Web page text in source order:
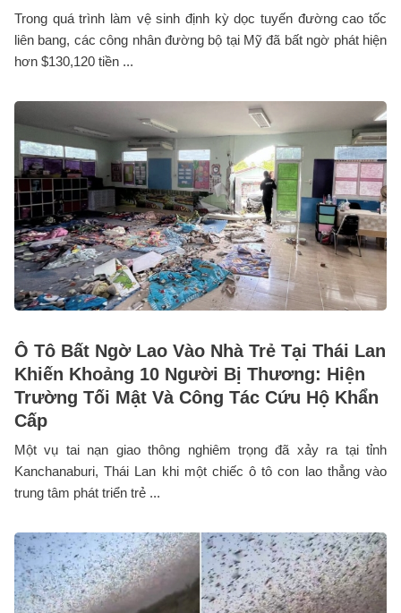
Trong quá trình làm vệ sinh định kỳ dọc tuyến đường cao tốc
liên bang, các công nhân đường bộ tại Mỹ đã bất ngờ phát hiện
hơn $130,120 tiền ...
Ô Tô Bất Ngờ Lao Vào Nhà Trẻ Tại Thái Lan
Khiến Khoảng 10 Người Bị Thương: Hiện
Trường Tối Mật Và Công Tác Cứu Hộ Khẩn
Cấp
Một vụ tai nạn giao thông nghiêm trọng đã xảy ra tại tỉnh
Kanchanaburi, Thái Lan khi một chiếc ô tô con lao thẳng vào
trung tâm phát triển trẻ ...